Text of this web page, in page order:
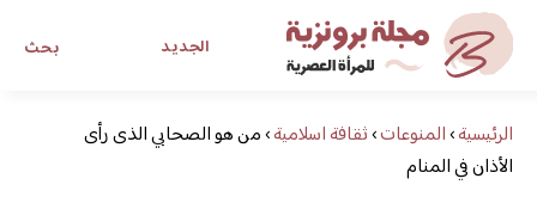
بحث الجديد
مجلة برونزية للفتاة العصريةالرئيسية›المنوعات›ثقافة اسلامية›من هو الصحابي الذى رأى
الأذان في المنام